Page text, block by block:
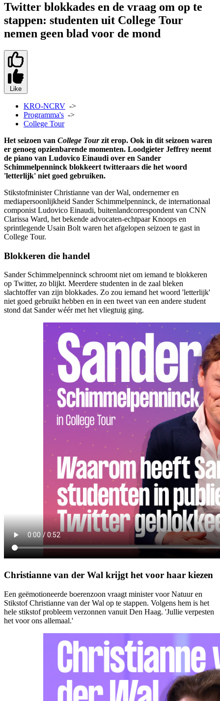
Twitter blokkades en de vraag om op te
stappen: studenten uit College Tour
nemen geen blad voor de mond
Like
KRO-NCRV ->
Programma's ->
College Tour
Het seizoen van College Tourzit erop. Ook in dit seizoen waren
er genoeg opzienbarende momenten. Loodgieter Jeffrey neemt
de piano van Ludovico Einaudi over en Sander
Schimmelpenninck blokkeert twitteraars die het woord
'letterlijk' niet goed gebruiken.
Stikstofminister Christianne van der Wal, ondernemer en
mediapersoonlijkheid Sander Schimmelpenninck, de internationaal
componist Ludovico Einaudi, buitenlandcorrespondent van CNN
Clarissa Ward, het bekende advocaten-echtpaar Knoops en
sprintlegende Usain Bolt waren het afgelopen seizoen te gast in
College Tour.
Blokkeren die handel
Sander Schimmelpenninck schroomt niet om iemand te blokkeren
op Twitter, zo blijkt. Meerdere studenten in de zaal bleken
slachtoffer van zijn blokkades. Zo zou iemand het woord 'letterlijk'
niet goed gebruikt hebben en in een tweet van een andere student
stond dat Sander wéér met het vliegtuig ging.
Christianne van der Wal krijgt het voor haar kiezen
Een geëmotioneerde boerenzoon vraagt minister voor Natuur en
Stikstof Christianne van der Wal op te stappen. Volgens hem is het
hele stikstof probleem verzonnen vanuit Den Haag. 'Jullie verpesten
het voor ons allemaal.'